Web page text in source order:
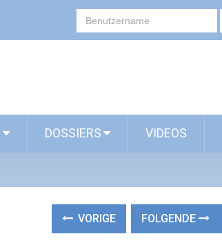
DOSSIERS VIDEOS
VORIGE FOLGENDE